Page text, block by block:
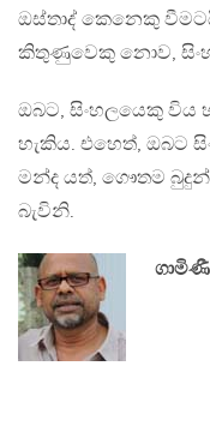
ඔස්තාද් කෙනෙකු
කිතුණුවෙකු නොව,
ඔබට, සිංහලයෙකු විය
හැකිය. එහෙත්, ඔබට
මන්ද යත්, ගෞතම
බැවිනි.